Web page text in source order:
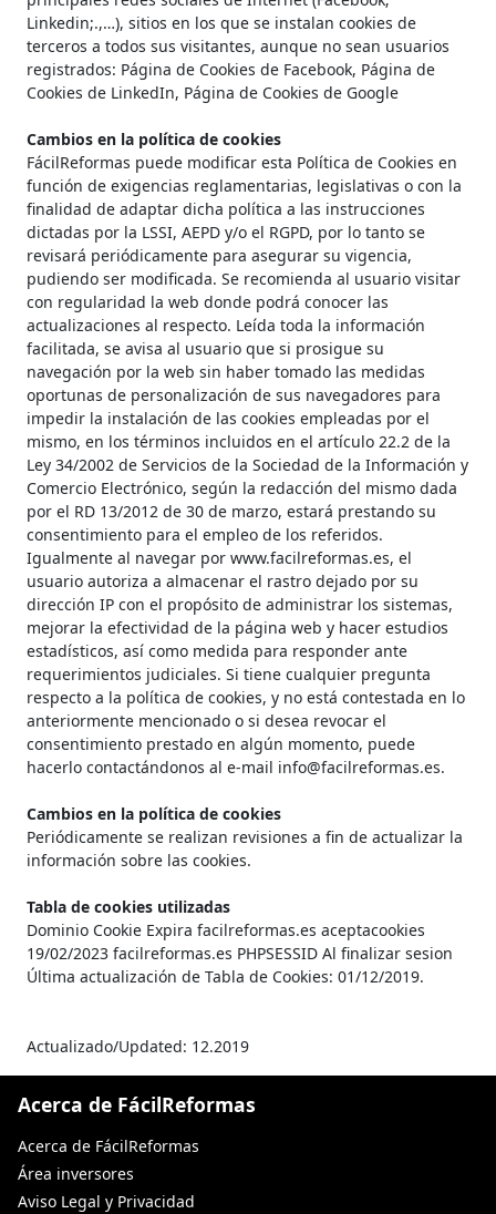
Linkedin;.,…), sitios en los que se instalan cookies de
terceros a todos sus visitantes, aunque no sean usuarios
registrados: Página de Cookies de Facebook, Página de
Cookies de LinkedIn, Página de Cookies de Google
Cambios en la política de cookies
FácilReformas puede modificar esta Política de Cookies en
función de exigencias reglamentarias, legislativas o con la
finalidad de adaptar dicha política a las instrucciones
dictadas por la LSSI, AEPD y/o el RGPD, por lo tanto se
revisará periódicamente para asegurar su vigencia,
pudiendo ser modificada. Se recomienda al usuario visitar
con regularidad la web donde podrá conocer las
actualizaciones al respecto. Leída toda la información
facilitada, se avisa al usuario que si prosigue su
navegación por la web sin haber tomado las medidas
oportunas de personalización de sus navegadores para
impedir la instalación de las cookies empleadas por el
mismo, en los términos incluidos en el artículo 22.2 de la
Ley 34/2002 de Servicios de la Sociedad de la Información y
Comercio Electrónico, según la redacción del mismo dada
por el RD 13/2012 de 30 de marzo, estará prestando su
consentimiento para el empleo de los referidos.
Igualmente al navegar por www.facilreformas.es, el
usuario autoriza a almacenar el rastro dejado por su
dirección IP con el propósito de administrar los sistemas,
mejorar la efectividad de la página web y hacer estudios
estadísticos, así como medida para responder ante
requerimientos judiciales. Si tiene cualquier pregunta
respecto a la política de cookies, y no está contestada en lo
anteriormente mencionado o si desea revocar el
consentimiento prestado en algún momento, puede
hacerlo contactándonos al e-mail info@facilreformas.es.
Cambios en la política de cookies
Periódicamente se realizan revisiones a fin de actualizar la
información sobre las cookies.
Tabla de cookies utilizadas
Dominio Cookie Expira facilreformas.es aceptacookies
19/02/2023 facilreformas.es PHPSESSID Al finalizar sesion
Última actualización de Tabla de Cookies: 01/12/2019.
Actualizado/Updated: 12.2019
Acerca de FácilReformas
Acerca de FácilReformas
Área inversores
Aviso Legal y Privacidad